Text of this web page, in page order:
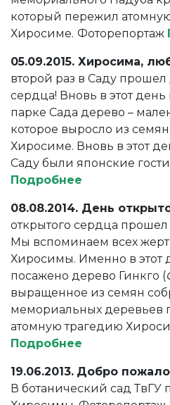
который пережил
Хиросиме. Фоторепортаж
05.09.2015. Хиросима,
второй раз в Саду прошел
сердца! Вновь в этот
парке Сада дерево –
которое выросло из
Хиросиме. Вновь в этот
Саду были японские
Подробнее
08.08.2014. День
открытого сердца
Мы вспоминаем всех
Хиросимы. Именно в этот
посажено дерево Гинкго (
выращенное из семян
мемориальных деревьев
атомную трагедию
Подробнее
19.06.2013. Добро
В ботанический сад ТвГУ